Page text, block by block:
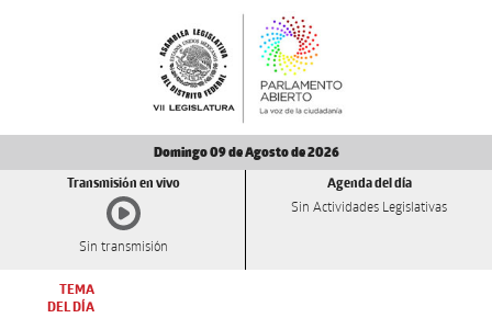
Domingo 09 de Agosto de 2026
Transmisión en vivo
Sin transmisión
Agenda del día
Sin Actividades Legislativas
TEMA
DEL DÍA